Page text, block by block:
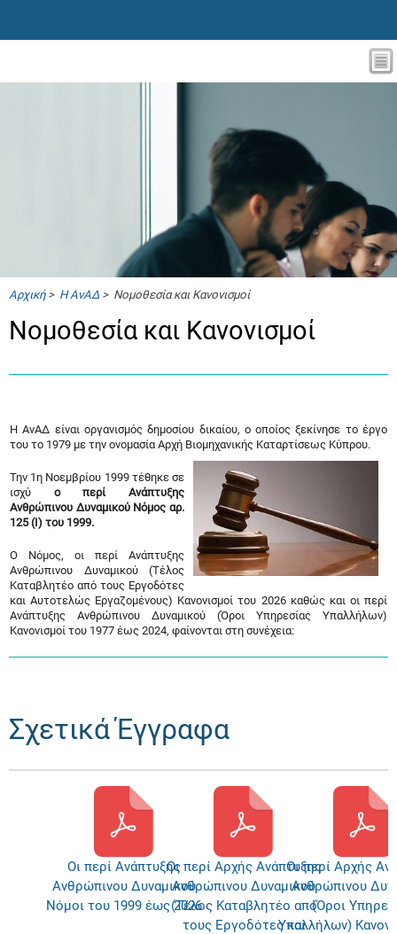
Αρχική> Η ΑνΑΔ > Νομοθεσία και Κανονισμοί
Νομοθεσία και Κανονισμοί
Η ΑνΑΔ είναι οργανισμός δημοσίου δικαίου, ο οποίος ξεκίνησε το έργο
του το 1979 με την ονομασία Αρχή Βιομηχανικής Καταρτίσεως Κύπρου.
Την 1η Νοεμβρίου 1999 τέθηκε σε
ισχύ ο περί Ανάπτυξης
Ανθρώπινου Δυναμικού Νόμος αρ.
125 (Ι) του 1999.
Ο Νόμος, οι περί Ανάπτυξης
Ανθρώπινου Δυναμικού (Τέλος
Καταβλητέο από τους Εργοδότες
και Αυτοτελώς Εργαζομένους) Κανονισμοί του 2026 καθώς και οι περί
Ανάπτυξης Ανθρώπινου Δυναμικού (Όροι Υπηρεσίας Υπαλλήλων)
Κανονισμοί του 1977 έως 2024, φαίνονται στη συνέχεια:
Σχετικά Έγγραφα
Οι περί Ανάπτυξης
Ανθρώπινου Δυναμικού
Νόμοι του 1999 έως 2026
Oι περί Αρχής Ανάπτυξης
Ανθρώπινου Δυναμικού
(Τέλος Καταβλητέο από
τους Εργοδότες και
Οι περί Αρχής
Ανθρώπινου
(Όροι
Υπαλλήλων)